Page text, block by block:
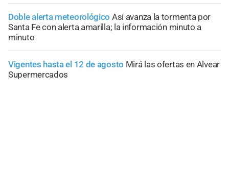
Doble alerta meteorológico Así avanza la tormenta por
Santa Fe con alerta amarilla; la información minuto a
minuto
Vigentes hasta el 12 de agosto Mirá las ofertas en Alvear
Supermercados